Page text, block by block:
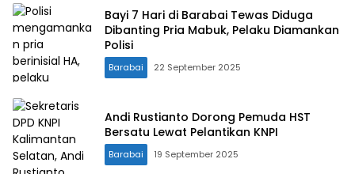
Bayi 7 Hari di Barabai Tewas Diduga
Dibanting Pria Mabuk, Pelaku Diamankan
Polisi
Barabai 22 September 2025
Andi Rustianto Dorong Pemuda HST
Bersatu Lewat Pelantikan KNPI
Barabai 19 September 2025